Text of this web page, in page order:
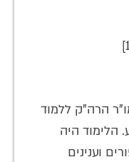
הרה"ק ללמוד
הלימוד היה
וענינים